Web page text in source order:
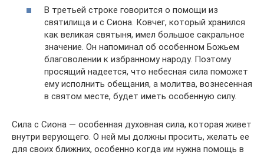
В третьей строке говорится о помощи из
святилища и с Сиона. Ковчег, который хранился
как великая святыня, имел большое сакральное
значение. Он напоминал об особенном Божьем
благоволении к избранному народу. Поэтому
просящий надеется, что небесная сила поможет
ему исполнить обещания, а молитва, вознесенная
в святом месте, будет иметь особенную силу.
Сила с Сиона — особенная духовная сила, которая живет
внутри верующего. О ней мы должны просить, желать ее
для своих ближних, особенно когда им нужна помощь в